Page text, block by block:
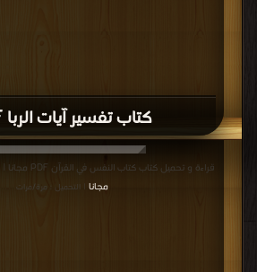
كتاب تفسير آيات الربا PDF
قراءة و تحميل كتاب كتاب النفس في القرآن PDF مجانا | مكتبة >
مجانا | التحميل : مرة/مرات